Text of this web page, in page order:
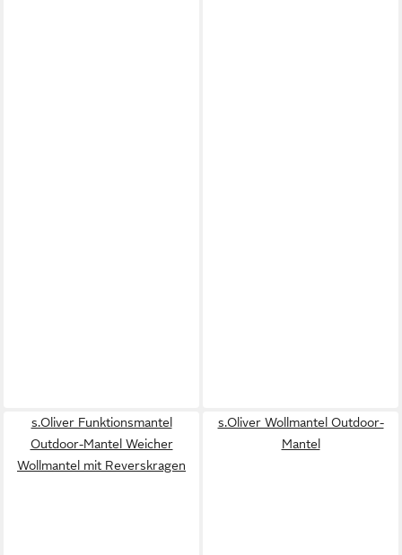
s.Oliver Funktionsmantel
Outdoor-Mantel Weicher
Wollmantel mit Reverskragen
s.Oliver Wollmantel Outdoor-
Mantel